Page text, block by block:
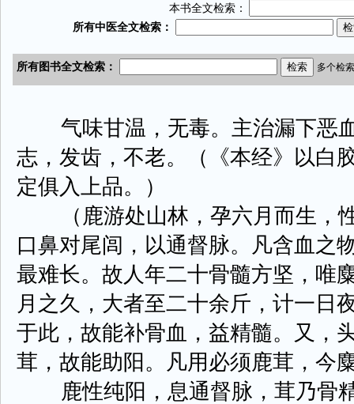
本书全文检索：
气味甘温，无毒。主治漏下恶
志，发齿，不老。（《本经》以白
定俱入上品。）
（鹿游处山林，孕六月而生，
口鼻对尾闾，以通督脉。凡含血之
最难长。故人年二十骨髓方坚，唯
月之久，大者至二十余斤，计一日
于此，故能补骨血，益精髓。又，
茸，故能助阳。凡用必须鹿茸，今
鹿性纯阳，息通督脉，茸乃骨